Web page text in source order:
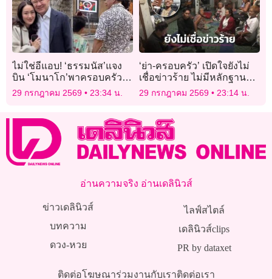
ไม่ใช่อีแอบ! ‘ธรรมนัส’แจง
บิน ‘โมนาโก’พาครอบครัว
พักผ่อน ปัดพบ ‘ทักษิณ #ไม่มี
ปฏิญญาMonaco
29 กรกฎาคม 2569 23:34 น.
‘ย่า-ครอบครัว’ เปิดใจยังไม่
เชื่อข่าวร้าย ไม่มีหลักฐาน
ยืนยัน ‘ฮลุน โซโล่’ เสียชีวิต
29 กรกฎาคม 2569 23:14 น.
อ่านความจริง อ่านเดลินิวส์
ข่าวเดลินิวส์
บทความ
ดวง-หวย
ไลฟ์สไตล์
เดลินิวส์clips
PR by dataxet
ติดต่อโฆษณาร่วมงานกับเราติดต่อเรา